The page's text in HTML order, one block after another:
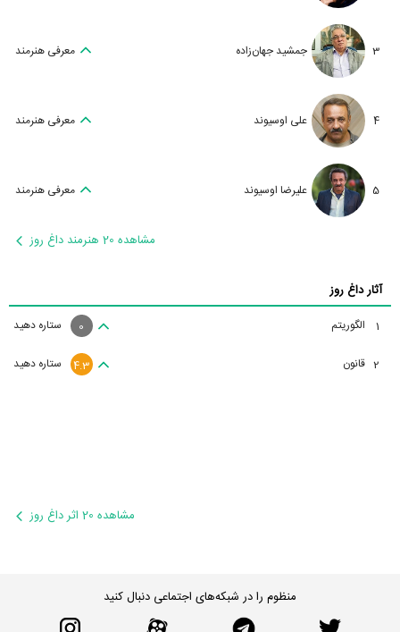
3 جمشید جهان‌زاده معرفی هنرمند
4 علی اوسیوند معرفی هنرمند
5 علیرضا اوسیوند معرفی هنرمند
مشاهده 20 هنرمند داغ روز
آثار داغ روز
1 الگوریتم ستاره دهید 0
2 قانون ستاره دهید 4.3
مشاهده 20 اثر داغ روز
منظوم را در شبکه‌های اجتماعی دنبال کنید